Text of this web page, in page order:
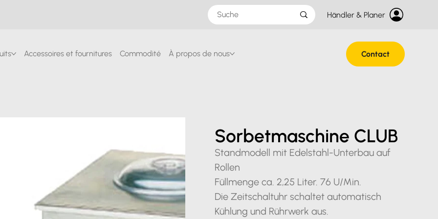
Händler & Planer
Contact
Accessoires et fournitures Commodité À propos de nous
Sorbetmaschine CLUB
Standmodell mit Edelstahl-Unterbau auf
Rollen
Füllmenge ca. 2,25 Liter. 76 U/Min.
Die Zeitschaltuhr schaltet automatisch
Kühlung und Rührwerk aus.